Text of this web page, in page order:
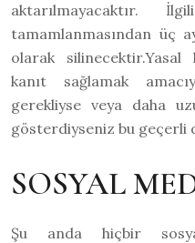
aktarılmayacaktır.
tamamlanmasından üç
olarak
kanıt sağlamak
gerekliyse veya daha
gösterdiyseniz bu geçerli
SOSYAL
Şu anda hiçbir